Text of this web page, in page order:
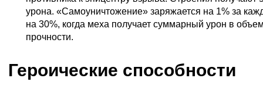
урона. «Самоуничтожение» заряжается на 1% за
на 30%, когда меха получает суммарный урон в
прочности.
Героические способности